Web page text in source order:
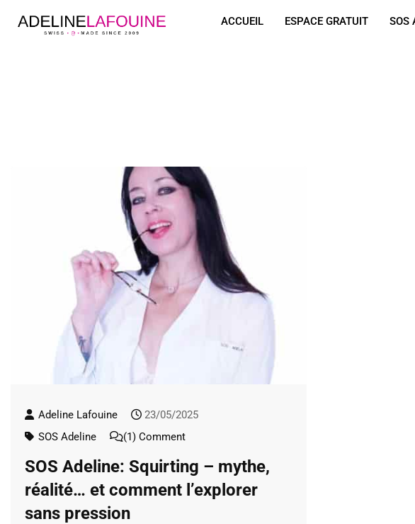
ACCUEIL ESPACE GRATUIT SOS
Adeline Lafouine
23/05/2025
SOS Adeline
(1) Comment
SOS Adeline: Squirting – mythe,
réalité… et comment l’explorer
sans pression